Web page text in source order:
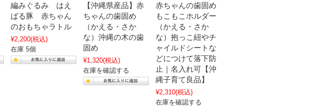
編みぐるみ はえ
ばる豚 赤ちゃん
のおもちゃラトル
¥2,200(税込)
在庫 5個
【沖縄県産品】赤
ちゃんの歯固め
（かえる・さか
な）沖縄の木の歯
固め
¥1,320(税込)
在庫を確認する
赤ちゃんの歯固め
もこもこホルダー
（かえる・さか
な）抱っこ紐やチ
ャイルドシートな
どにつけて落下防
止｜名入れ可【沖
縄子育て良品】
¥2,310(税込)
在庫を確認する